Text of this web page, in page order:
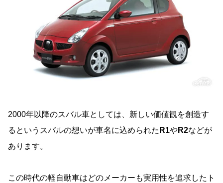
2000年以降のスバル車としては、新しい価値観を創造す
るというスバルの想いが車名に込められた R1やR2などが
あります。
この時代の軽自動車はどのメーカーも実用性を追求したト